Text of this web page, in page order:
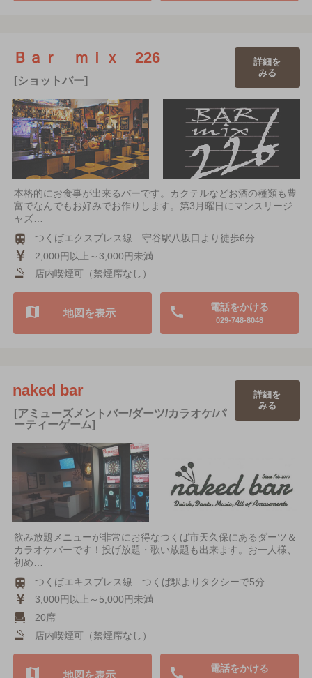
Ｂａｒ ｍｉｘ 226
[ショットバー]
詳細を
みる
本格的にお食事が出来るバーです。カクテルなどお酒の種類も豊
富でなんでもお好みでお作りします。第3月曜日にマンスリージ
ャズ…
つくばエクスプレス線 守谷駅八坂口より徒歩6分
2,000円以上～3,000円未満
店内喫煙可（禁煙席なし）
電話をかける
029-748-8048
地図を表示
naked bar
[アミューズメントバー/ダーツ/カラオケ/パ
ーティーゲーム]
詳細を
みる
飲み放題メニューが非常にお得なつくば市天久保にあるダーツ＆
カラオケバーです！投げ放題・歌い放題も出来ます。お一人様、
初め…
つくばエキスプレス線 つくば駅よりタクシーで5分
3,000円以上～5,000円未満
20席
店内喫煙可（禁煙席なし）
電話をかける
地図を表示